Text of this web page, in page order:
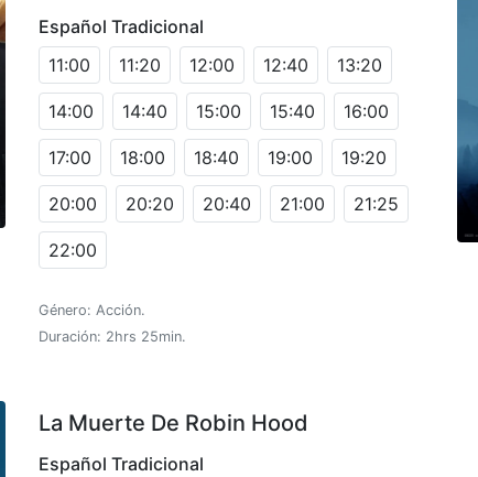
Español Tradicional
11:00
11:20 12:00 12:40 13:20
14:00 14:40 15:00 15:40 16:00
17:00 18:00 18:40 19:00 19:20
20:00 20:20 20:40 21:00 21:25
22:00
Género: Acción.
Duración: 2hrs 25min.
La Muerte De Robin Hood
Español Tradicional